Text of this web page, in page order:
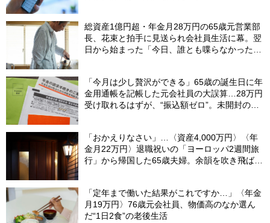
総資産1億円超・年金月28万円の65歳元営業部
長、花束と拍手に見送られ会社員生活に幕。翌
日から始まった「今日、誰とも喋らなかった」
「今月は少し贅沢ができる」65歳の誕生日に年
金用通帳を記帳した元会社員の大誤算…28万円
受け取れるはずが、“振込額ゼロ”。未開封の郵
「おかえりなさい」…〈資産4,000万円〉〈年
金月22万円〉退職祝いの「ヨーロッパ2週間旅
行」から帰国した65歳夫婦。余韻を吹き飛ばし
「定年まで働いた結果がこれですか…」〈年金
月19万円〉76歳元会社員、物価高のなか選ん
だ“1日2食”の老後生活